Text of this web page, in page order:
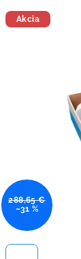
produktu
Akcia
288,65 €
–31 %